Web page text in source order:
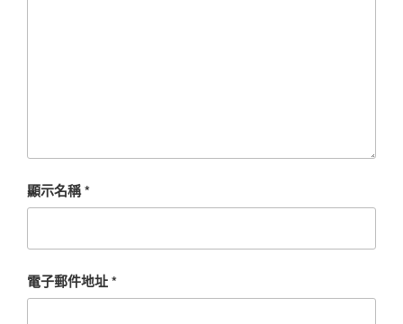
顯示名稱*
電子郵件地址*